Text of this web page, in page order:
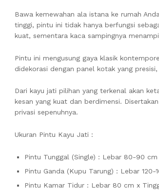
Bawa kemewahan ala istana ke rumah
tinggi, pintu ini tidak hanya berfungsi
kuat, sementara kaca sampingnya
Pintu ini mengusung gaya klasik
didekorasi dengan panel kotak yang
Dari kayu jati pilihan yang terkenal akan
kesan yang kuat dan berdimensi.
privasi sepenuhnya.
Ukuran Pintu Kayu Jati :
Pintu Tunggal (Single) : Lebar 80-90
Pintu Ganda (Kupu Tarung) : Lebar
Pintu Kamar Tidur : Lebar 80 cm x